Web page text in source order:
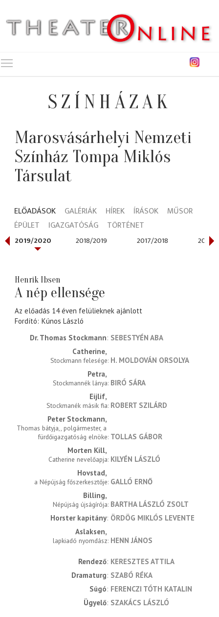
SZÍNHÁZAK
Marosvásárhelyi Nemzeti
Színház Tompa Miklós
Társulat
ELŐADÁSOK GALÉRIÁK HÍREK ÍRÁSOK
MŰSOR
ÉPÜLET
IGAZGATÓSÁG TÖRTÉNET
2019/2020 2018/2019 2017/2018 2016/
Henrik Ibsen
A nép ellensége
Az előadás 14 éven felülieknek ajánlott
Fordító Kúnos László
Dr. Thomas Stockmann SEBESTYÉN ABA
Catherine
Stockmann felesége H. MOLDOVÁN ORSOLYA
Petra
Stockmannék lánya BIRÓ SÁRA
Eijlif
Stockmanék másik fia ROBERT SZILÁRD
Peter Stockmann
Thomas bátyja,, polgármester, a
fürdőigazgatóság elnöke TOLLAS GÁBOR
Morten Kill
Catherine nevelőapja KILYÉN LÁSZLÓ
Hovstad
a Népújság főszerkesztője GALLÓ ERNŐ
Billing
Népújság újságírója BARTHA LÁSZLÓ ZSOLT
Horster kapitány ÖRDÖG MIKLÓS LEVENTE
Aslaksen
lapkiadó nyomdász HENN JÁNOS
rendező KERESZTES ATTILA
dramaturg SZABÓ RÉKA
súgó FERENCZI TÓTH KATALIN
ügyelő SZAKÁCS LÁSZLÓ